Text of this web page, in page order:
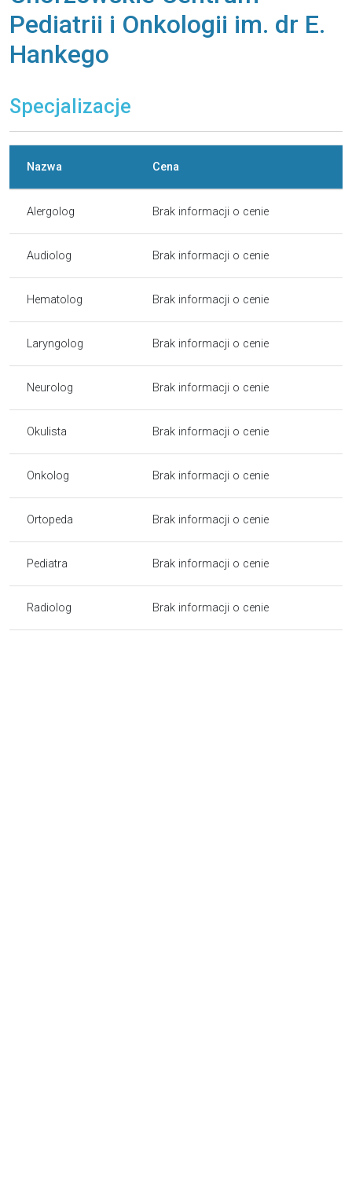
Pediatrii i Onkologii im. dr E.
Hankego
Specjalizacje
Nazwa Cena
Alergolog Brak informacji o cenie
Audiolog Brak informacji o cenie
Hematolog Brak informacji o cenie
Laryngolog Brak informacji o cenie
Neurolog Brak informacji o cenie
Okulista Brak informacji o cenie
Onkolog Brak informacji o cenie
Ortopeda Brak informacji o cenie
Pediatra Brak informacji o cenie
Radiolog Brak informacji o cenie